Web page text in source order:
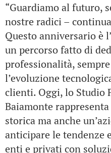
“Guardiamo al futuro,
nostre radici –
Questo anniversario è
un percorso fatto di
professionalità,
l’evoluzione
clienti. Oggi, lo Studio
Baiamonte
storica ma anche
anticipare le tendenze
enti e privati con